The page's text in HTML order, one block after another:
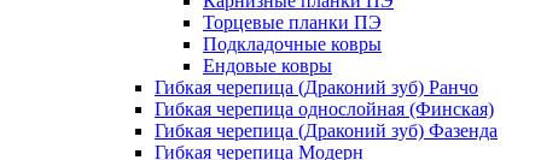
Торцевые планки ПЭ
Подкладочные ковры
Ендовые ковры
Гибкая черепица (Драконий зуб) Ранчо
Гибкая черепица однослойная (Финская)
Гибкая черепица (Драконий зуб) Фазенда
Гибкая черепица Модерн